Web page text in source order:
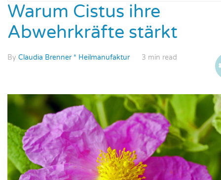
Warum Cistus ihre
Abwehrkräfte stärkt
By Claudia Brenner * Heilmanufaktur 3 min read